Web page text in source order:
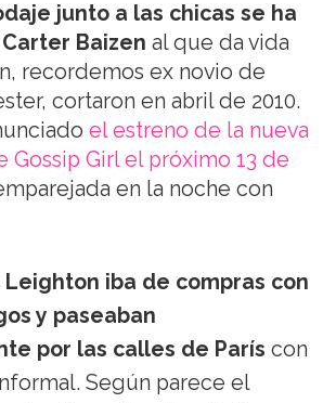
junto a las chicas se ha
Baizen al que da vida
recordemos ex novio de
cortaron en abril de 2010.
el estreno de la nueva
Gossip Girl el próximo 13 de
en la noche con
Leighton iba de compras con
y paseaban
por las calles de París con
Según parece el